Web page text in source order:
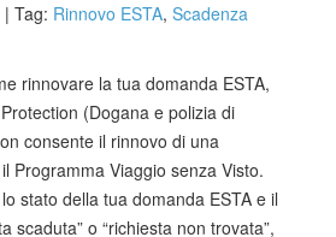
| Tag: Rinnovo ESTA, Scadenza
rinnovare la tua domanda ESTA,
(Dogana e polizia di
consente il rinnovo di una
Programma Viaggio senza Visto.
stato della tua domanda ESTA e il
scaduta” o “richiesta non trovata”,